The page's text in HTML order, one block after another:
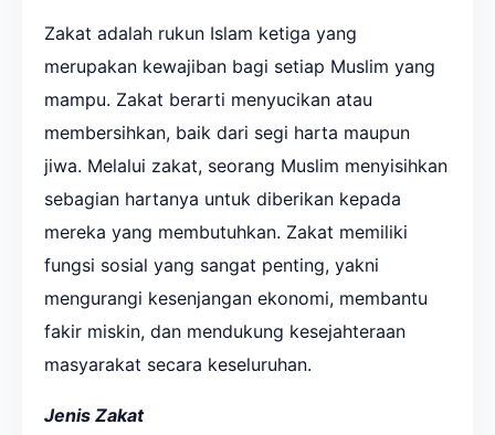
Zakat adalah rukun Islam ketiga yang
merupakan kewajiban bagi setiap Muslim yang
mampu. Zakat berarti menyucikan atau
membersihkan, baik dari segi harta maupun
jiwa. Melalui zakat, seorang Muslim menyisihkan
sebagian hartanya untuk diberikan kepada
mereka yang membutuhkan. Zakat memiliki
fungsi sosial yang sangat penting, yakni
mengurangi kesenjangan ekonomi, membantu
fakir miskin, dan mendukung kesejahteraan
masyarakat secara keseluruhan.
Jenis Zakat